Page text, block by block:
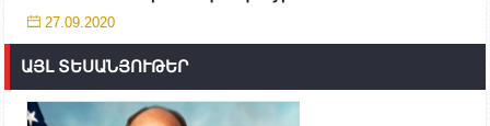
27.09.2020
ԱՅԼ ՏԵՍԱՆՅՈՒԹԵՐ